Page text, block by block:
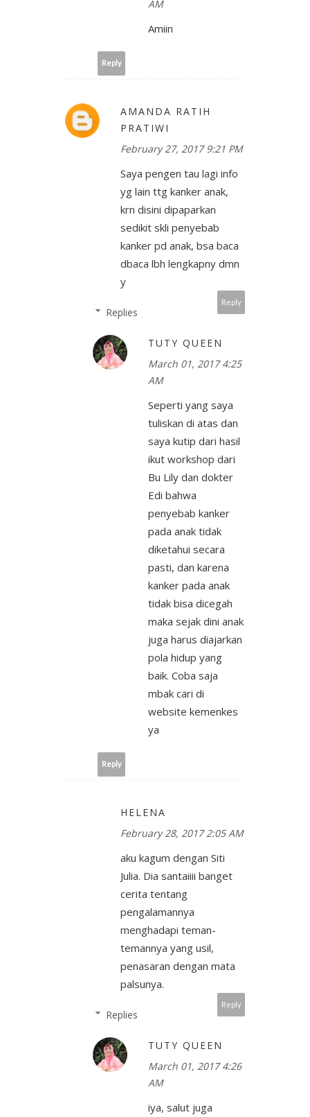
AM
Amiin
Reply
AMANDA RATIH
PRATIWI
February 27, 2017 9:21 PM
Saya pengen tau lagi info
yg lain ttg kanker anak,
krn disini dipaparkan
sedikit skli penyebab
kanker pd anak, bsa baca
dbaca lbh lengkapny dmn
y
Reply
Replies
TUTY QUEEN
March 01, 2017 4:25
AM
Seperti yang saya
tuliskan di atas dan
saya kutip dari hasil
ikut workshop dari
Bu Lily dan dokter
Edi bahwa
penyebab kanker
pada anak tidak
diketahui secara
pasti, dan karena
kanker pada anak
tidak bisa dicegah
maka sejak dini anak
juga harus diajarkan
pola hidup yang
baik. Coba saja
mbak cari di
website kemenkes
ya
Reply
HELENA
February 28, 2017 2:05 AM
aku kagum dengan Siti
Julia. Dia santaiiii banget
cerita tentang
pengalamannya
menghadapi teman-
temannya yang usil,
penasaran dengan mata
palsunya.
Reply
Replies
TUTY QUEEN
March 01, 2017 4:26
AM
iya, salut juga